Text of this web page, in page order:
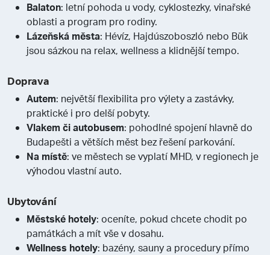
Balaton: letní pohoda u vody, cyklostezky, vinařské
oblasti a program pro rodiny.
Lázeňská města: Hévíz, Hajdúszoboszló nebo Bük
jsou sázkou na relax, wellness a klidnější tempo.
Doprava
Autem: největší flexibilita pro výlety a zastávky,
praktické i pro delší pobyty.
Vlakem či autobusem: pohodlné spojení hlavně do
Budapešti a větších měst bez řešení parkování.
Na místě: ve městech se vyplatí MHD, v regionech je
výhodou vlastní auto.
Ubytování
Městské hotely: oceníte, pokud chcete chodit po
památkách a mít vše v dosahu.
Wellness hotely: bazény, sauny a procedury přímo